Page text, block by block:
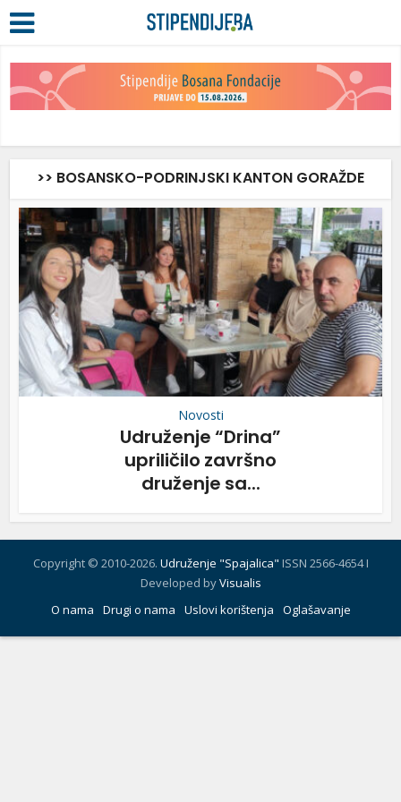
>> BOSANSKO-PODRINJSKI KANTON GORAŽDE
Novosti
Udruženje “Drina”
upriličilo završno
druženje sa...
Copyright © 2010-2026. Udruženje "Spajalica" ISSN 2566-4654 I
Developed byVisualis
O nama
Drugi o nama Uslovi korištenja Oglašavanje